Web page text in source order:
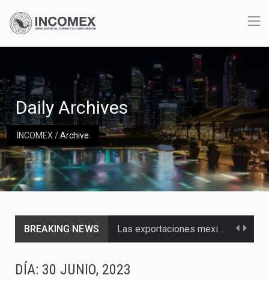
INCOMEX/Archive
Daily Archives
BREAKING NEWS Las exportaciones mexicanas de vehículos ligeros disminuyeron 9.67 % en julio a tasa anual, alcanzando…
DÍA: 30 JUNIO, 2023